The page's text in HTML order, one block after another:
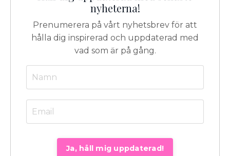
nyheterna!
Prenumerera på vårt nyhetsbrev för att
hålla dig inspirerad och uppdaterad med
vad som är på gång.